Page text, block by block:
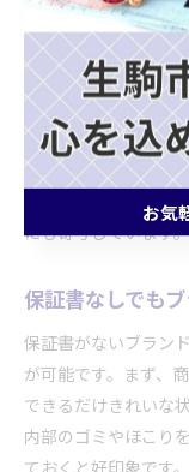
印、縫製、素材の質
スクを排除します。
当に評価される」と
品質保証の仕組みが
証書を発行するケー
してブランド品を手
にも寄与しています。
保証書なしでも
保証書がないブラン
が可能です。まず、
できるだけきれいな
内部のゴミやほこり
お
お気